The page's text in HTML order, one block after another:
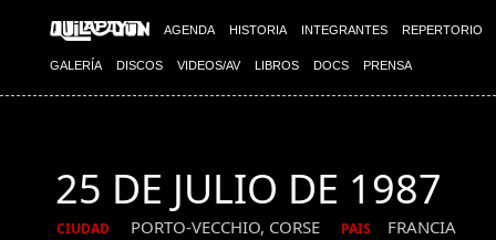
AGENDA HISTORIA INTEGRANTES REPERTORIO
GALERÍA DISCOS VIDEOS/AV LIBROS DOCS PRENSA
25 DE JULIO DE 1987
CIUDAD PORTO-VECCHIO, CORSE PAIS FRANCIA